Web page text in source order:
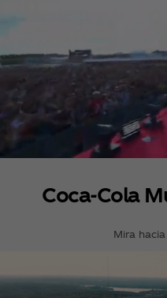
Coca‑Cola
Mira